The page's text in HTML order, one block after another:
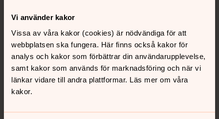
Vi använder kakor
Vissa av våra kakor (cookies) är nödvändiga för att
webbplatsen ska fungera. Här finns också kakor för
analys och kakor som förbättrar din användarupplevelse,
samt kakor som används för marknadsföring och när vi
länkar vidare till andra plattformar. Läs mer om våra
kakor.
Kontakt
Kalender